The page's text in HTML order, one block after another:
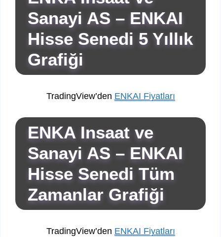
Sanayi AS – ENKAI
Hisse Senedi 5 Yıllık
Grafiği
TradingView’den ENKAI Fiyatları
ENKA Insaat ve
Sanayi AS – ENKAI
Hisse Senedi Tüm
Zamanlar Grafiği
TradingView’den ENKAI Fiyatları